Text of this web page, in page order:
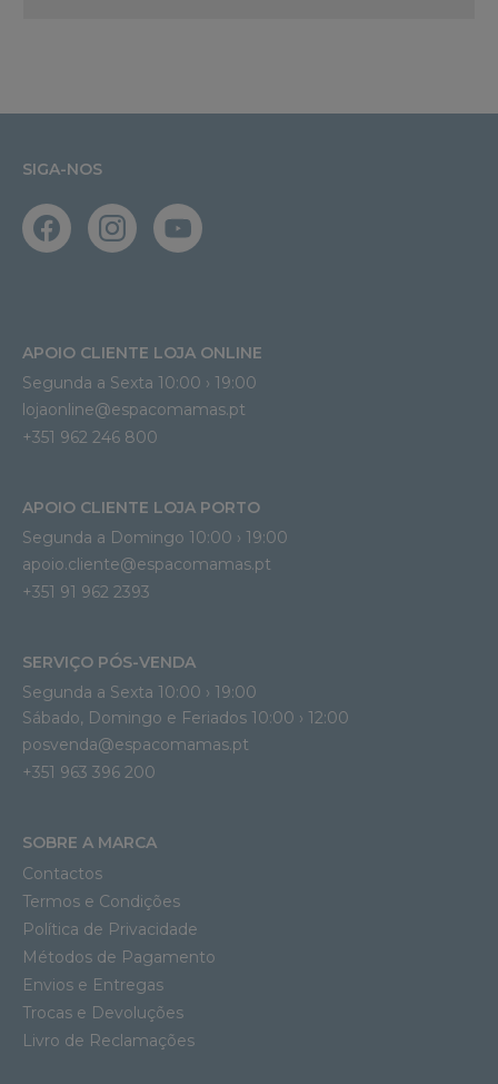
SIGA-NOS
APOIO CLIENTE LOJA ONLINE
Segunda a Sexta 10:00 › 19:00
lojaonline@espacomamas.pt
+351 962 246 800
APOIO CLIENTE LOJA PORTO
Segunda a Domingo 10:00 › 19:00
apoio.cliente@espacomamas.pt
+351 91 962 2393
SERVIÇO PÓS-VENDA
Segunda a Sexta 10:00 › 19:00
Sábado, Domingo e Feriados 10:00 › 12:00
posvenda@espacomamas.pt
+351 963 396 200
SOBRE A MARCA
Contactos
Termos e Condições
Política de Privacidade
Métodos de Pagamento
Envios e Entregas
Trocas e Devoluções
Livro de Reclamações